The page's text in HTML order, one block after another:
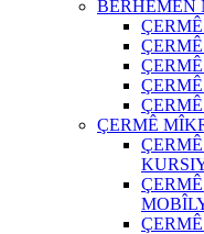
BERHEMÊN
ÇERMÊ